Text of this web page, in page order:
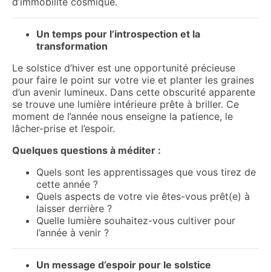
Un temps pour l’introspection et la
transformation
Le solstice d’hiver est une opportunité précieuse
pour faire le point sur votre vie et planter les graines
d’un avenir lumineux. Dans cette obscurité apparente
se trouve une lumière intérieure prête à briller. Ce
moment de l’année nous enseigne la patience, le
lâcher-prise et l’espoir.
Quelques questions à méditer :
Quels sont les apprentissages que vous tirez de
cette année ?
Quels aspects de votre vie êtes-vous prêt(e) à
laisser derrière ?
Quelle lumière souhaitez-vous cultiver pour
l’année à venir ?
Un message d’espoir pour le solstice